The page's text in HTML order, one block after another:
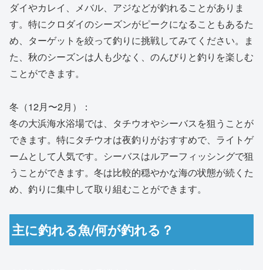
ダイやカレイ、メバル、アジなどが釣れることがありま
す。特にクロダイのシーズンがピークになることもあるた
め、ターゲットを絞って釣りに挑戦してみてください。ま
た、秋のシーズンは人も少なく、のんびりと釣りを楽しむ
ことができます。
冬（12月〜2月）：
冬の大浜海水浴場では、タチウオやシーバスを狙うことが
できます。特にタチウオは夜釣りがおすすめで、ライトゲ
ームとして人気です。シーバスはルアーフィッシングで狙
うことができます。冬は比較的穏やかな海の状態が続くた
め、釣りに集中して取り組むことができます。
主に釣れる魚/何が釣れる？